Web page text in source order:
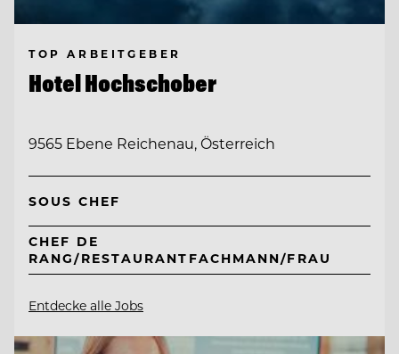
TOP ARBEITGEBER
Hotel Hochschober
9565 Ebene Reichenau, Österreich
SOUS CHEF
CHEF DE
RANG/RESTAURANTFACHMANN/FRAU
Entdecke alle Jobs